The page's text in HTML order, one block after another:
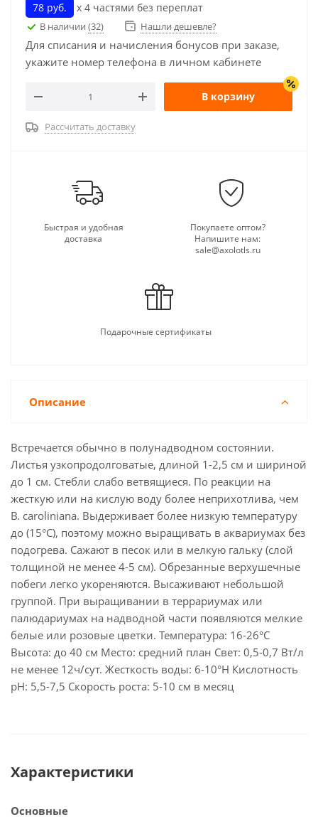
78 руб. х 4 частями без переплат
В наличии (32) Нашли дешевле?
Для списания и начисления бонусов при заказе,
укажите номер телефона в личном кабинете
В корзину
Рассчитать доставку
Быстрая и удобная
доставка
Покупаете оптом?
Напишите нам:
sale@axolotls.ru
Подарочные сертификаты
Описание
Встречается обычно в полунадводном состоянии.
Листья узкопродолговатые, длиной 1-2,5 см и шириной
до 1 см. Стебли слабо ветвящиеся. По реакции на
жесткую или на кислую воду более неприхотлива, чем
В. caroliniana. Выдерживает более низкую температуру
до (15°С), поэтому можно выращивать в аквариумах без
подогрева. Сажают в песок или в мелкую гальку (слой
толщиной не менее 4-5 см). Обрезанные верхушечные
побеги легко укореняются. Высаживают небольшой
группой. При выращивании в террариумах или
палюдариумах на надводной части появляются мелкие
белые или розовые цветки. Температура: 16-26°С
Высота: до 40 см Место: средний план Свет: 0,5-0,7 Вт/л
не менее 12ч/сут. Жесткость воды: 6-10°Н Кислотность
рН: 5,5-7,5 Скорость роста: 5-10 см в месяц
Характеристики
Основные